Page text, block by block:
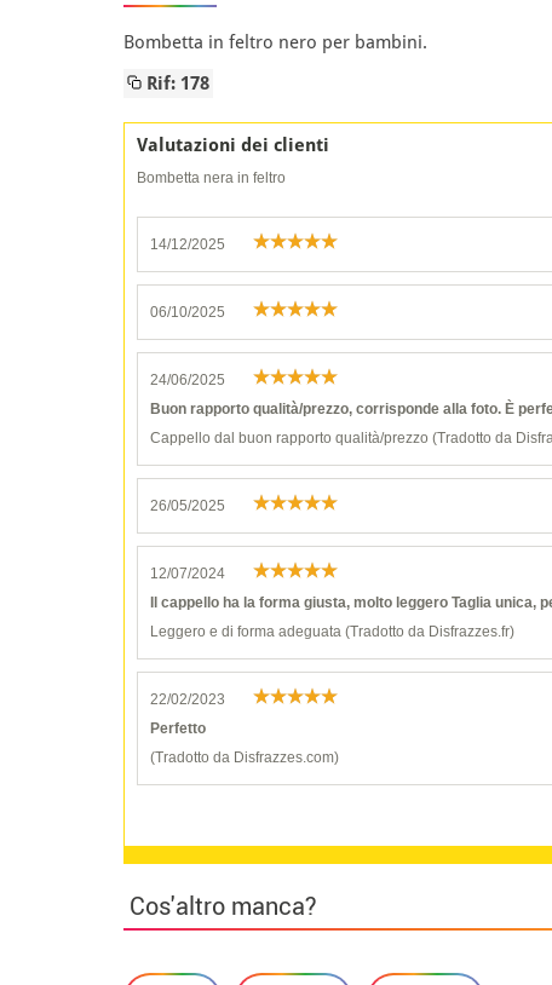
Bombetta in feltro nero per bambini.
Rif: 178
Valutazioni dei clienti
Bombetta nera in feltro
14/12/2025
06/10/2025
24/06/2025
Buon rapporto qualità/prezzo, corrisponde alla foto. È
Cappello dal buon rapporto qualità/prezzo (Tradotto da
26/05/2025
12/07/2024
Il cappello ha la forma giusta, molto leggero Taglia
Leggero e di forma adeguata (Tradotto da Disfrazzes.fr)
22/02/2023
Perfetto
(Tradotto da Disfrazzes.com)
Cos'altro manca?